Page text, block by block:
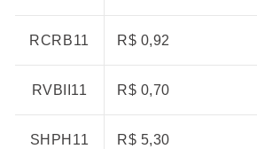
RCRB11 R$ 0,92
RVBII11 R$ 0,70
SHPH11 R$ 5,30